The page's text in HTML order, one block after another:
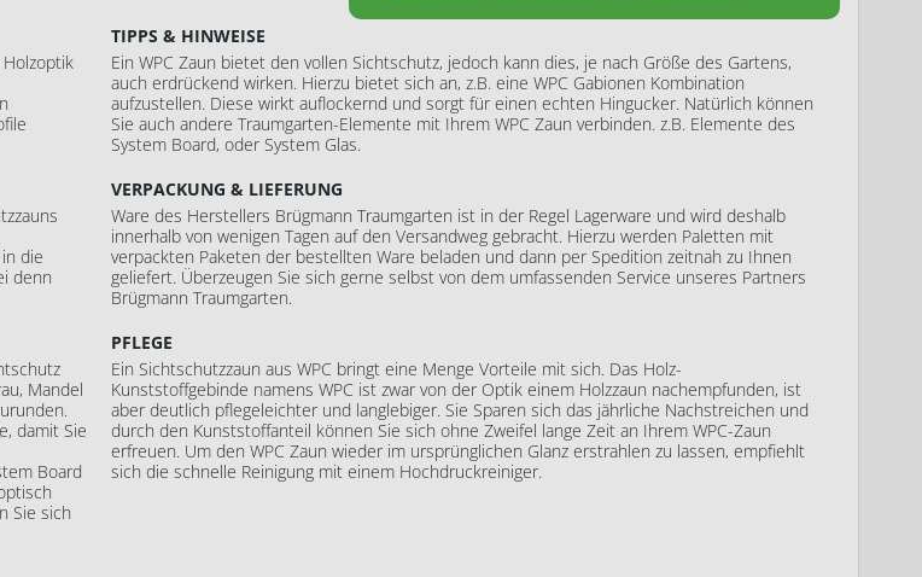
die
denn
Mandel
damit Sie
Board
Sie sich
TIPPS & HINWEISE
Ein WPC Zaun bietet den vollen Sichtschutz, jedoch kann dies, je nach Größe des Gartens,
auch erdrückend wirken. Hierzu bietet sich an, z.B. eine WPC Gabionen Kombination
aufzustellen. Diese wirkt auflockernd und sorgt für einen echten Hingucker. Natürlich können
Sie auch andere Traumgarten-Elemente mit Ihrem WPC Zaun verbinden. z.B. Elemente des
System Board, oder System Glas.
VERPACKUNG & LIEFERUNG
Ware des Herstellers Brügmann Traumgarten ist in der Regel Lagerware und wird deshalb
innerhalb von wenigen Tagen auf den Versandweg gebracht. Hierzu werden Paletten mit
verpackten Paketen der bestellten Ware beladen und dann per Spedition zeitnah zu Ihnen
geliefert. Überzeugen Sie sich gerne selbst von dem umfassenden Service unseres Partners
Brügmann Traumgarten.
PFLEGE
Ein Sichtschutzzaun aus WPC bringt eine Menge Vorteile mit sich. Das Holz-
Kunststoffgebinde namens WPC ist zwar von der Optik einem Holzzaun nachempfunden, ist
aber deutlich pflegeleichter und langlebiger. Sie Sparen sich das jährliche Nachstreichen und
durch den Kunststoffanteil können Sie sich ohne Zweifel lange Zeit an Ihrem WPC-Zaun
erfreuen. Um den WPC Zaun wieder im ursprünglichen Glanz erstrahlen zu lassen, empfiehlt
sich die schnelle Reinigung mit einem Hochdruckreiniger.